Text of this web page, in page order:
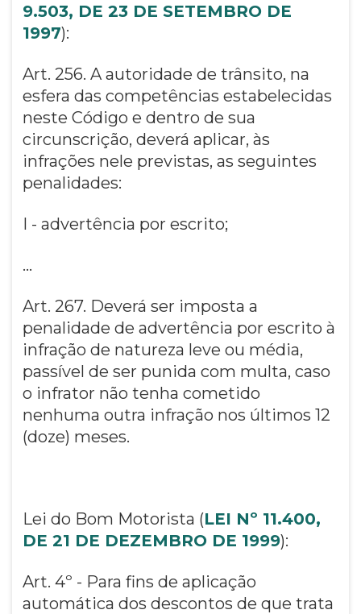
9.503, DE 23 DE SETEMBRO DE
1997):
Art. 256. A autoridade de trânsito, na
esfera das competências estabelecidas
neste Código e dentro de sua
circunscrição, deverá aplicar, às
infrações nele previstas, as seguintes
penalidades:
I - advertência por escrito;
...
Art. 267. Deverá ser imposta a
penalidade de advertência por escrito à
infração de natureza leve ou média,
passível de ser punida com multa, caso
o infrator não tenha cometido
nenhuma outra infração nos últimos 12
(doze) meses.
Lei do Bom Motorista (LEI Nº 11.400,
DE 21 DE DEZEMBRO DE 1999):
Art. 4º - Para fins de aplicação
automática dos descontos de que trata